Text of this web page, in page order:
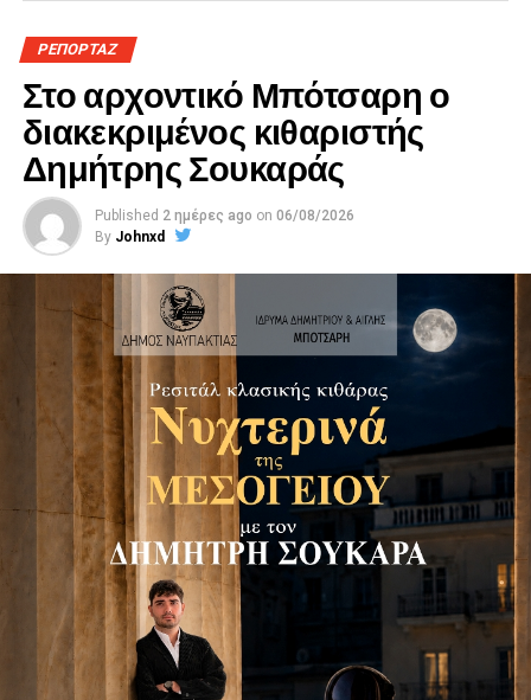
ΡΕΠΟΡΤΑΖ
Στο αρχοντικό Μπότσαρη ο
διακεκριμένος κιθαριστής
Δημήτρης Σουκαράς
Published 2 ημέρες ago on 06/08/2026
By Johnxd